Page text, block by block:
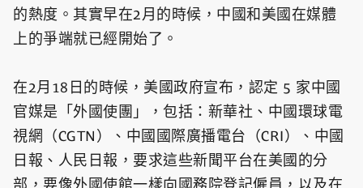
的熱度。其實早在2月的時候，中國和美國在媒體
上的爭端就已經開始了。
在2月18日的時候，美國政府宣布，認定 5 家中國
官媒是「外國使團」，包括：新華社、中國環球電
視網（CGTN）、中國國際廣播電台（CRI）、中國
日報、人民日報，要求這些新聞平台在美國的分